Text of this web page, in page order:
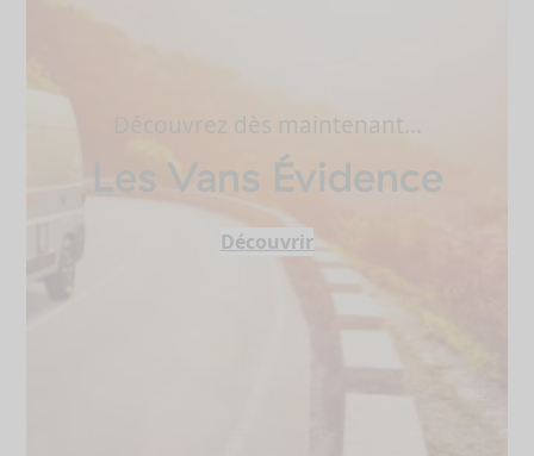
Découvrez dès maintenant…
Les Vans Évidence
Découvrir